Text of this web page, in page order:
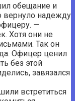
обещание и
вернуло надежду
—
Хотя они не
Так он
Офицер ценил
без этой
завязался
встретиться